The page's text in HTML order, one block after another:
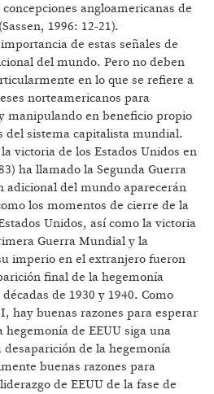
angloamericanas de
1996: 12-21).
de estas señales de
del mundo. Pero no deben
en lo que se refiere a
norteamericanos para
manipulando en beneficio propio
del sistema capitalista mundial.
victoria de los Estados Unidos en
ha llamado la Segunda Guerra
adicional del mundo aparecerán
los momentos de cierre de la
Unidos, así como la victoria
Guerra Mundial y la
imperio en el extranjero fueron
final de la hegemonía
de 1930 y 1940. Como
hay buenas razones para esperar
de EEUU siga una
de la hegemonía
buenas razones para
de EEUU de la fase de